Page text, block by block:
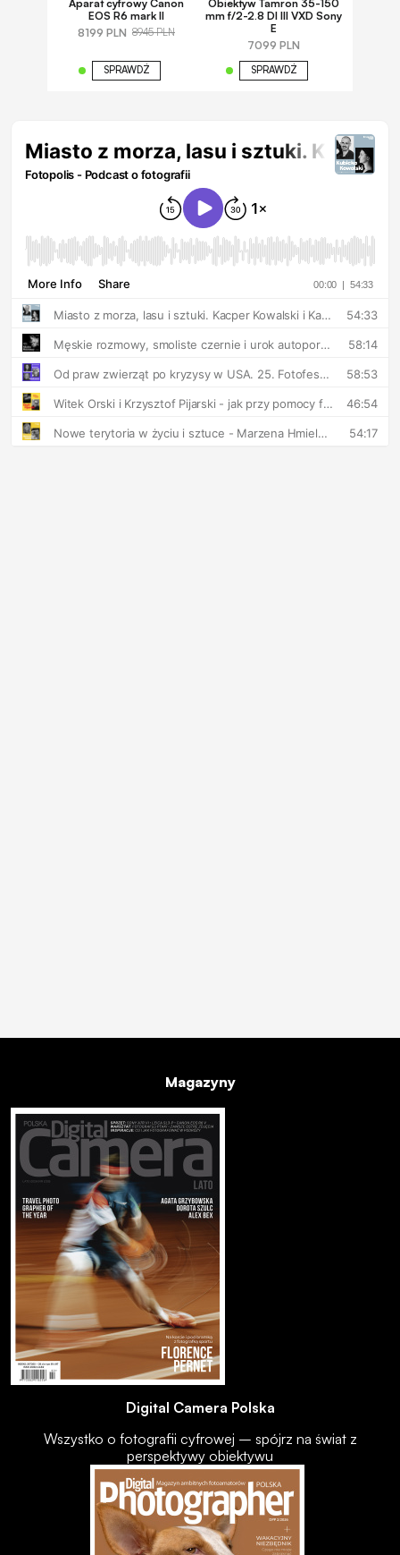
Aparat cyfrowy Canon
EOS R6 mark II
8199 PLN 8945 PLN
SPRAWDŹ
Obiektyw Tamron 35-150
mm f/2-2.8 DI III VXD Sony
E
7099 PLN
SPRAWDŹ
Magazyny
Digital Camera Polska
Wszystko o fotografii cyfrowej – spójrz na świat z
perspektywy obiektywu